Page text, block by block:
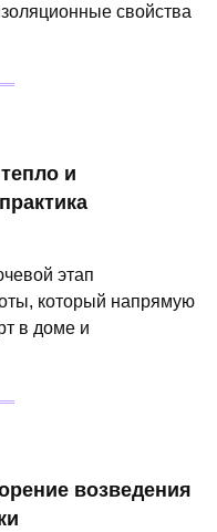
свойства
и
этап
который напрямую
в доме и
возведения